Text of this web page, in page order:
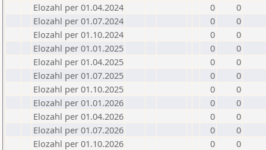
Elozahl per 01.04.2024
0
0
Elozahl per 01.07.2024
0
0
Elozahl per 01.10.2024
0
0
Elozahl per 01.01.2025
0
0
Elozahl per 01.04.2025
0
0
Elozahl per 01.07.2025
0
0
Elozahl per 01.10.2025
0
0
Elozahl per 01.01.2026
0
0
Elozahl per 01.04.2026
0
0
Elozahl per 01.07.2026
0
0
Elozahl per 01.10.2026
0 0